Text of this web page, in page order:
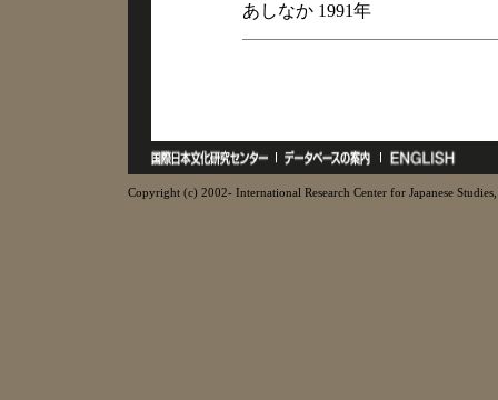
あしなか 1991年
Copyright (c) 2002- International Research Center for Japanese